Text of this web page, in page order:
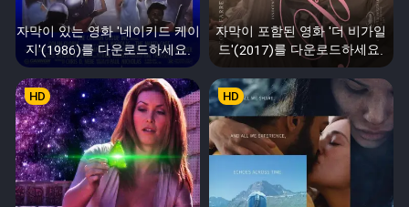
자막이 있는 영화 '네이키드 케이
지'(1986)를 다운로드하세요.
자막이 포함된 영화 '더 비가일
드'(2017)를 다운로드하세요.
HD HD